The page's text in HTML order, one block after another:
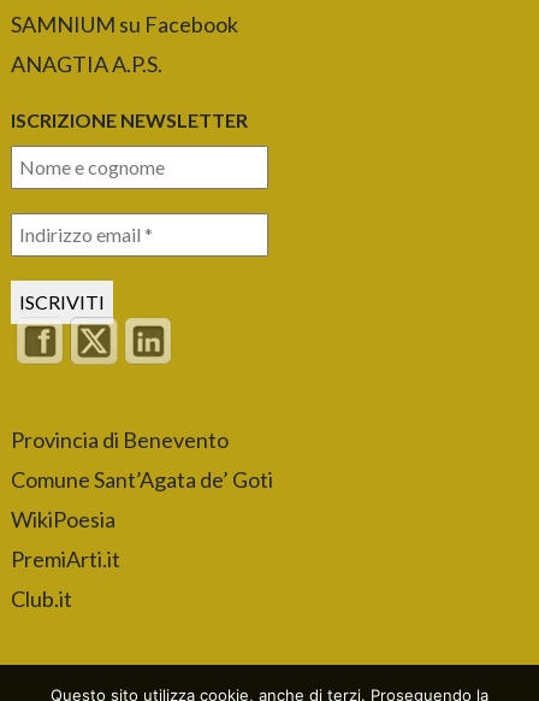
SAMNIUM su Facebook
ANAGTIA A.P.S.
ISCRIZIONE NEWSLETTER
Provincia di Benevento
Comune Sant’Agata de’ Goti
WikiPoesia
PremiArti.it
Club.it
Questo sito utilizza cookie, anche di terzi. Proseguendo la